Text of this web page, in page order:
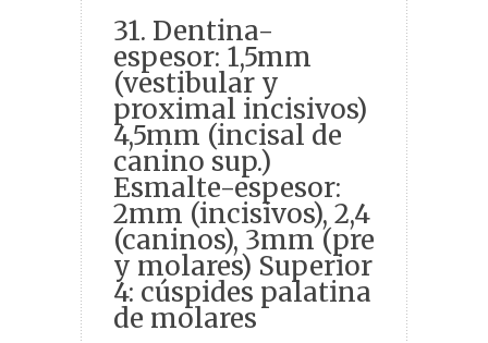
31. Dentina-
espesor: 1,5mm
(vestibular y
proximal incisivos)
4,5mm (incisal de
canino sup.)
Esmalte-espesor:
2mm (incisivos), 2,4
(caninos), 3mm (pre
y molares) Superior
4: cúspides palatina
de molares